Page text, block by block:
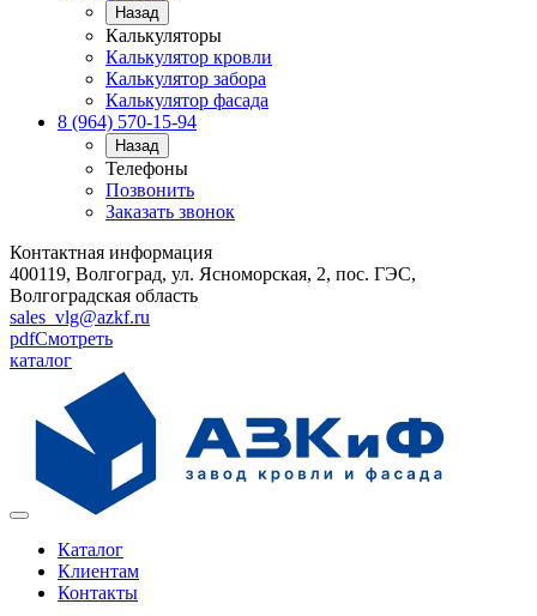
Назад
Калькуляторы
Калькулятор кровли
Калькулятор забора
Калькулятор фасада
8 (964) 570-15-94
Назад
Телефоны
Позвонить
Заказать звонок
Контактная информация
400119, Волгоград, ул. Ясноморская, 2, пос. ГЭС,
Волгоградская область
sales_vlg@azkf.ru
pdfСмотреть
каталог
Каталог
Клиентам
Контакты